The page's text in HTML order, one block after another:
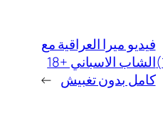
صاحبها (للكبار فقط +18)
فيديو ميرا العراقية مع
الشاب الاسباني +18
كامل بدون تغبيش →